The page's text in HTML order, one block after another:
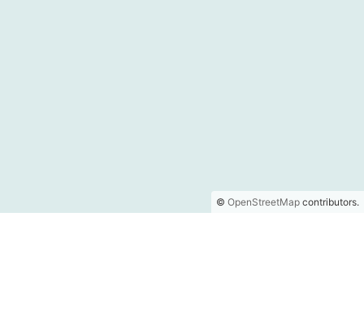
© OpenStreetMap contributors.